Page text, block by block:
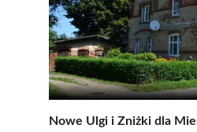
Nowe Ulgi i Zniżki dla